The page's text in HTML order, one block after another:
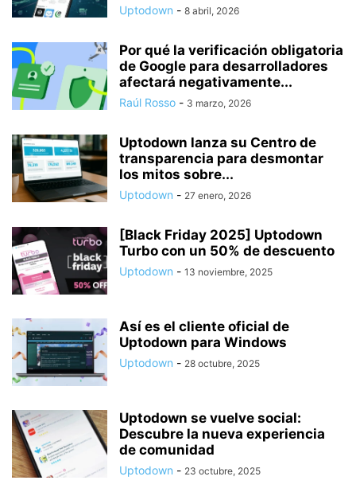
Uptodown - 8 abril, 2026
Por qué la verificación obligatoria
de Google para desarrolladores
afectará negativamente...
Raúl Rosso - 3 marzo, 2026
Uptodown lanza su Centro de
transparencia para desmontar
los mitos sobre...
Uptodown - 27 enero, 2026
[Black Friday 2025] Uptodown
Turbo con un 50% de descuento
Uptodown - 13 noviembre, 2025
Así es el cliente oficial de
Uptodown para Windows
Uptodown - 28 octubre, 2025
Uptodown se vuelve social:
Descubre la nueva experiencia
de comunidad
Uptodown - 23 octubre, 2025